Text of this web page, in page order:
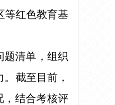
等红色教育基
题清单，组织
截至目前，
，结合考核评